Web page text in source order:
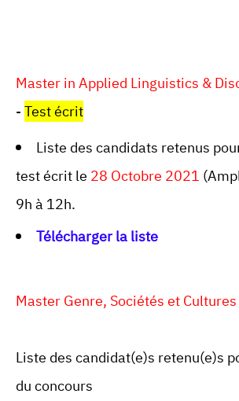
Master in Applied Linguistics &
-Test écrit
Liste des candidats retenus
test écrit le 28 Octobre 2021
9h à 12h.
Télécharger la liste
Master Genre, Sociétés et Cultures
Liste des candidat(e)s retenu(e)s
du concours